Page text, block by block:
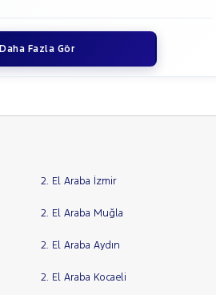
Daha Fazla Gör
2. El Araba İzmir
2. El Araba Muğla
2. El Araba Aydın
2. El Araba Kocaeli